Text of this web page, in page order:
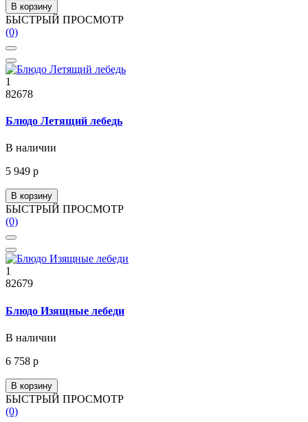
В корзину
БЫСТРЫЙ ПРОСМОТР
(0)
1
82678
Блюдо Летящий лебедь
В наличии
5 949 р
В корзину
БЫСТРЫЙ ПРОСМОТР
(0)
1
82679
Блюдо Изящные лебеди
В наличии
6 758 р
В корзину
БЫСТРЫЙ ПРОСМОТР
(0)